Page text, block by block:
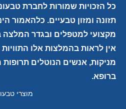
כל הזכויות שמורות לחברת
תזונה ומזון טבעיים. כלהאמור
מקצועי למטפלים ובגדר המלצה
אין לראות בהמלצות אלו
מניקות, אנשים הנוטלים תרופות
ברופא.
מוצרי